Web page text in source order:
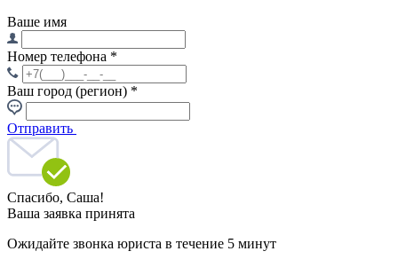
Ваше имя
Номер телефона *
Ваш город (регион) *
Отправить
Спасибо, Саша!
Ваша заявка принята
Ожидайте звонка юриста в течение 5 минут